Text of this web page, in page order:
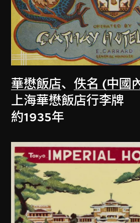
華懋飯店、佚名 (中國
上海華懋飯店行李牌
約1935年